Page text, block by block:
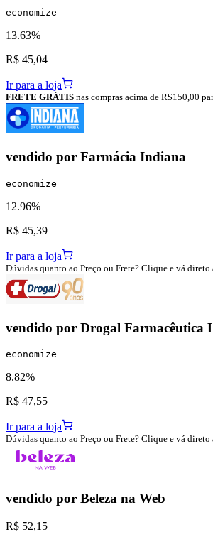
economize
13.63%
R$ 45,04
Ir para a loja
FRETE GRÁTIS nas compras acima de R$150,00
vendido por Farmácia Indiana
economize
12.96%
R$ 45,39
Ir para a loja
Dúvidas quanto ao Preço ou Frete? Clique e vá direto
vendido por Drogal Farmacêutica
economize
8.82%
R$ 47,55
Ir para a loja
Dúvidas quanto ao Preço ou Frete? Clique e vá direto
vendido por Beleza na Web
R$ 52,15